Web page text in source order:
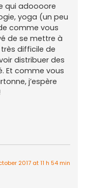
qui adoooore
yoga (un peu
comme vous
de se mettre à
difficile de
distribuer des
Et comme vous
j’espère
2017 at 11 h 54 min